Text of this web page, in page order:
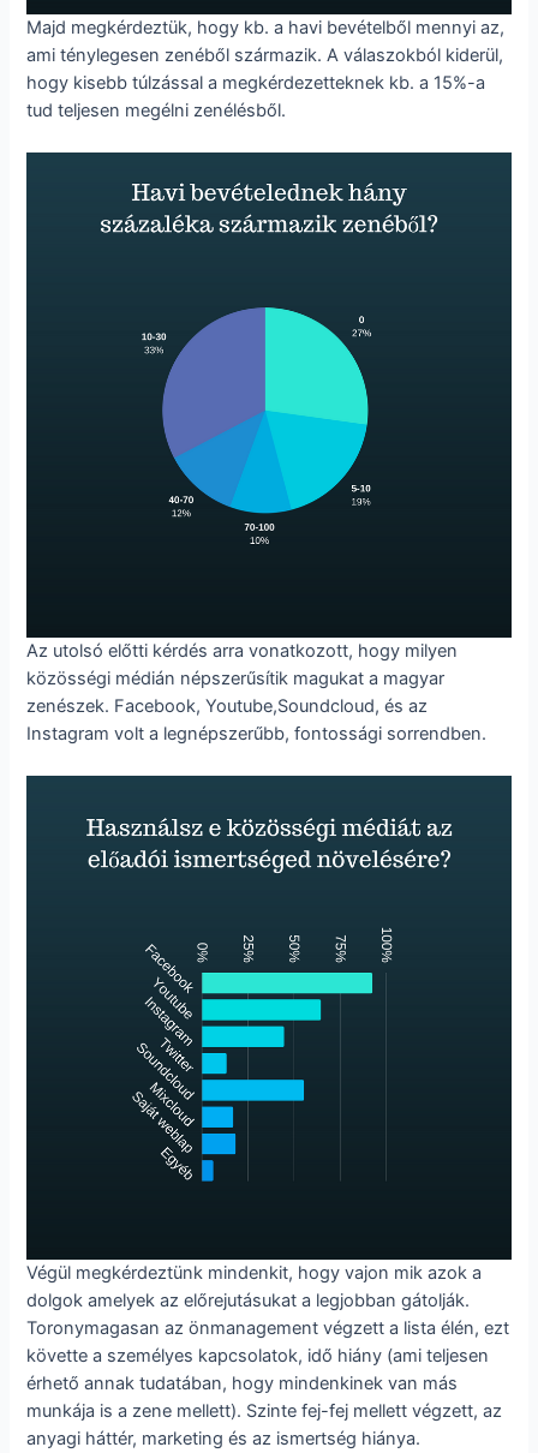
Majd megkérdeztük, hogy kb. a havi bevételből mennyi az,
ami ténylegesen zenéből származik. A válaszokból kiderül,
hogy kisebb túlzással a megkérdezetteknek kb. a 15%-a
tud teljesen megélni zenélésből.
Az utolsó előtti kérdés arra vonatkozott, hogy milyen
közösségi médián népszerűsítik magukat a magyar
zenészek. Facebook, Youtube,Soundcloud, és az
Instagram volt a legnépszerűbb, fontossági sorrendben.
Végül megkérdeztünk mindenkit, hogy vajon mik azok a
dolgok amelyek az előrejutásukat a legjobban gátolják.
Toronymagasan az önmanagement végzett a lista élén, ezt
követte a személyes kapcsolatok, idő hiány (ami teljesen
érhető annak tudatában, hogy mindenkinek van más
munkája is a zene mellett). Szinte fej-fej mellett végzett, az
anyagi háttér, marketing és az ismertség hiánya.